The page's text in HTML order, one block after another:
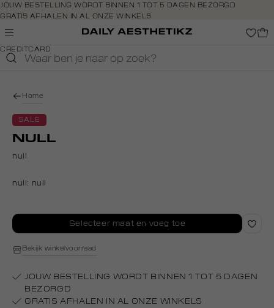
Navigeer
direct naar
de
Open de
direct
footer
JOUW BESTELLING WORDT BINNEN 1 TOT 5 DAGEN BEZORGD
GRATIS AFHALEN IN AL ONZE WINKELS
GRATIS RETOURNEREN BINNEN 14 DAGEN IN DE WINKEL
BETAAL ZOALS JIJ WILT: O.A. IDEAL, RIVERTY, APPLE PAY &
CREDITCARD
Home
SALE
NULL
null
null: null
Selecteer maat en voeg toe
Bekijk winkelvoorraad
JOUW BESTELLING WORDT BINNEN 1 TOT 5 DAGEN
BEZORGD
GRATIS AFHALEN IN AL ONZE WINKELS